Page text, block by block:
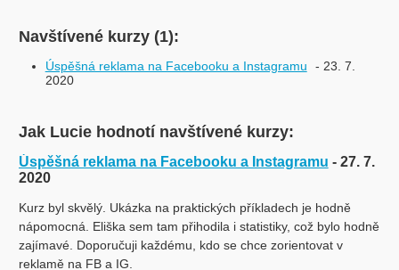
Navštívené kurzy (1):
Úspěšná reklama na Facebooku a Instagramu
- 23. 7.
2020
Jak Lucie hodnotí navštívené kurzy:
Úspěšná reklama na Facebooku a Instagramu - 27. 7.
2020
Kurz byl skvělý. Ukázka na praktických příkladech je hodně
nápomocná. Eliška sem tam přihodila i statistiky, což bylo hodně
zajímavé. Doporučuji každému, kdo se chce zorientovat v
reklamě na FB a IG.